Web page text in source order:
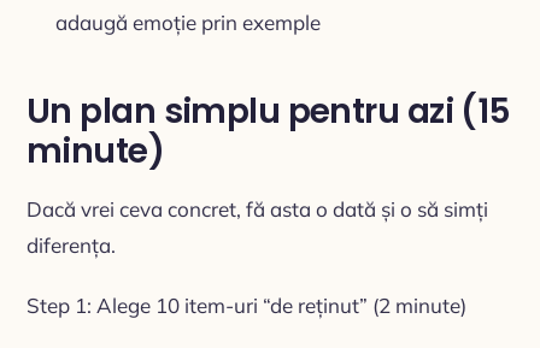
adaugă emoție prin exemple
Un plan simplu pentru azi (15
minute)
Dacă vrei ceva concret, fă asta o dată și o să simți
diferența.
Step 1: Alege 10 item-uri “de reținut” (2 minute)